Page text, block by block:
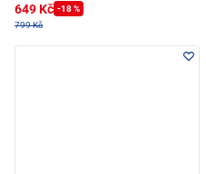
649 Kč -18 %
799 Kč